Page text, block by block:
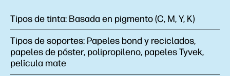
Tipos de tinta: Basada en pigmento (C, M, Y, K)
Tipos de soportes: Papeles bond y reciclados,
papeles de póster, polipropileno, papeles Tyvek,
película mate